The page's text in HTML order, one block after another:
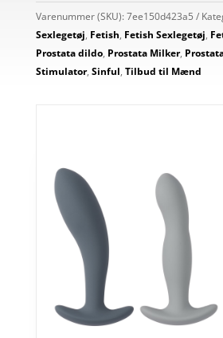
Varenummer (SKU): 7ee150d423a5
Sexlegetøj, Fetish, Fetish Sexlegetøj,
Prostata dildo, Prostata Milker,
Stimulator, Sinful, Tilbud til Mænd